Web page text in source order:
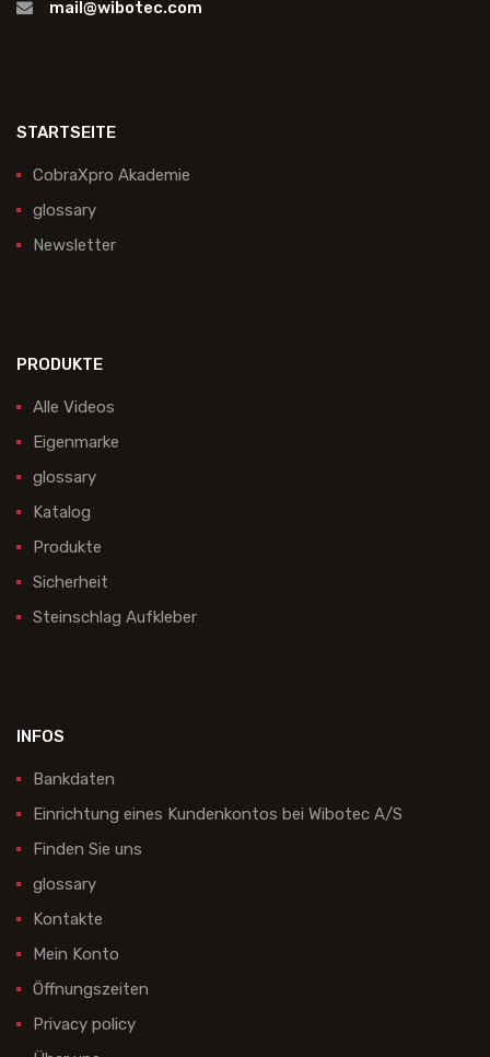
mail@wibotec.com
STARTSEITE
CobraXpro Akademie
glossary
Newsletter
PRODUKTE
Alle Videos
Eigenmarke
glossary
Katalog
Produkte
Sicherheit
Steinschlag Aufkleber
INFOS
Bankdaten
Einrichtung eines Kundenkontos bei Wibotec A/S
Finden Sie uns
glossary
Kontakte
Mein Konto
Öffnungszeiten
Privacy policy